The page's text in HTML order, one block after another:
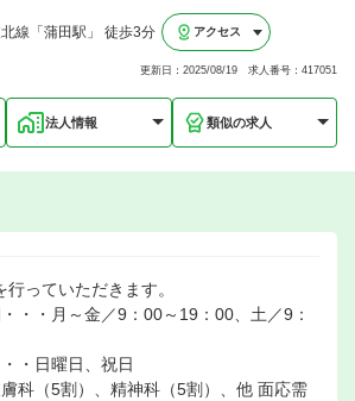
北線「蒲田駅」 徒歩3分 アクセス
更新日：2025/08/19 求人番号：417051
法人情報 類似の求人
っていただきます。
・・月～金／9：00～19：00、土／9：
・日曜日、祝日
科（5割）、精神科（5割）、他 面応需